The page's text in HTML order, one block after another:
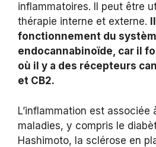
inflammatoires. Il peut être
thérapie interne et externe.
fonctionnement du
endocannabinoïde, car il
où il y a des récepteurs
et CB2.
L’inflammation est associée
maladies, y compris le
Hashimoto, la sclérose en